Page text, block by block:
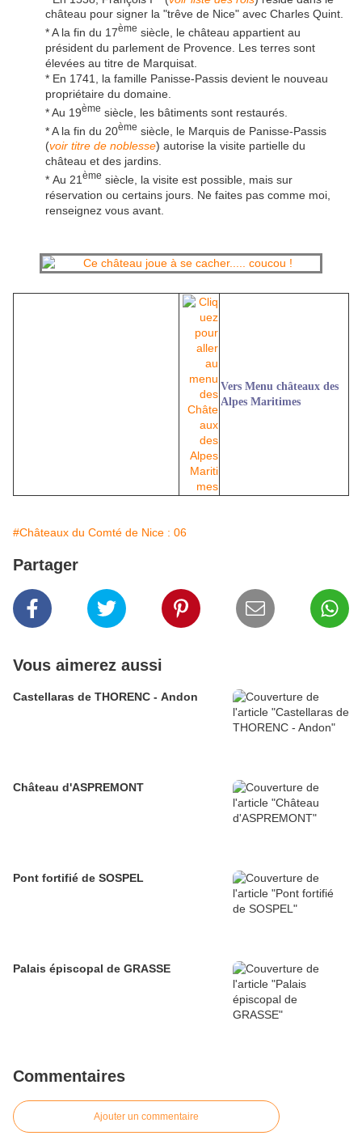
château pour signer la "trêve de Nice" avec Charles Quint.
* A la fin du 17ème siècle, le château appartient au
président du parlement de Provence. Les terres sont
élevées au titre de Marquisat.
* En 1741, la famille Panisse-Passis devient le nouveau
propriétaire du domaine.
* Au 19ème siècle, les bâtiments sont restaurés.
* A la fin du 20ème siècle, le Marquis de Panisse-Passis
(voir titre de noblesse) autorise la visite partielle du
château et des jardins.
* Au 21 ème siècle, la visite est possible, mais sur
réservation ou certains jours. Ne faites pas comme moi,
renseignez vous avant.
Vers Menu châteaux des
Alpes Maritimes
#Châteaux du Comté de Nice : 06
Partager
Vous aimerez aussi
Castellaras de THORENC - Andon
Château d'ASPREMONT
Pont fortifié de SOSPEL
Palais épiscopal de GRASSE
Commentaires
Ajouter un commentaire